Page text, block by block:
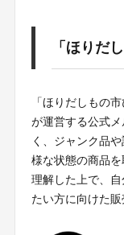
「ほりだ
「ほりだしもの
が運営する公式
く、ジャンク品
様な状態の商品
理解した上で、
たい方に向けた販